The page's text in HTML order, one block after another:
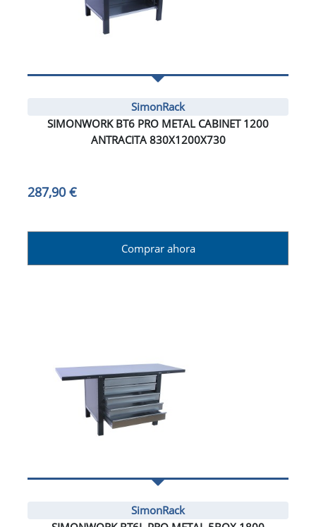
SimonRack
SIMONWORK BT6 PRO METAL CABINET 1200
ANTRACITA 830X1200X730
287,90 €
Comprar ahora
SimonRack